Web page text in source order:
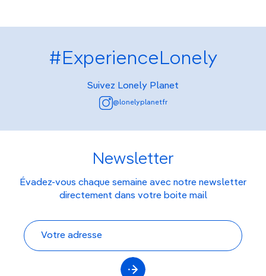
#ExperienceLonely
Suivez Lonely Planet
@lonelyplanetfr
Newsletter
Évadez-vous chaque semaine avec notre newsletter
directement dans votre boite mail